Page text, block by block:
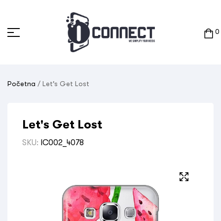
0
Početna / Let's Get Lost
Let's Get Lost
SKU: IC002_4078